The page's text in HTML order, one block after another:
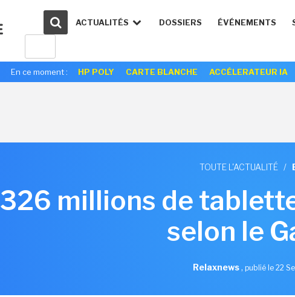
ACTUALITÉS DOSSIERS ÉVÉNEMENTS
En ce moment : HP POLY CARTE BLANCHE ACCÉLERATEUR IA
TOUTE L'ACTUALITÉ /
326 millions de
selon le
Relaxnews, publié le 22